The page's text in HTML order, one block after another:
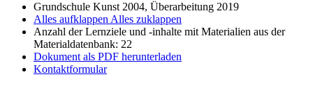
Grundschule Kunst 2004, Überarbeitung 2019
Alles aufklappen Alles zuklappen
Anzahl der Lernziele und -inhalte mit Materialien aus der
Materialdatenbank: 22
Dokument als PDF herunterladen
Kontaktformular